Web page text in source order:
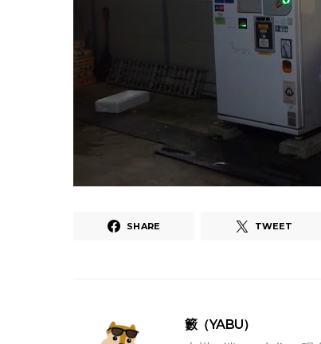
SHARE TWEET
籔（YABU）